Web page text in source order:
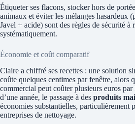
Étiqueter ses flacons, stocker hors de
animaux et éviter les mélanges hasardeux
Javel + acide) sont des règles de sécurité à
systématiquement.
Économie et coût comparatif
Claire a chiffré ses recettes : une solution
coûte quelques centimes par fenêtre, alors
commercial peut coûter plusieurs euros
d’une année, le passage à des produits
économies substantielles, particulièrement
entreprises de nettoyage.